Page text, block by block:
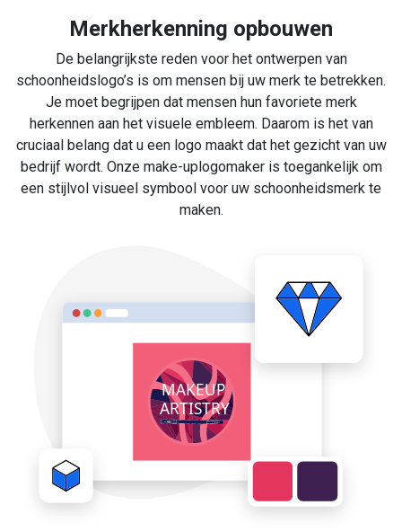
Merkherkenning opbouwen
De belangrijkste reden voor het ontwerpen van
schoonheidslogo’s is om mensen bij uw merk te betrekken.
Je moet begrijpen dat mensen hun favoriete merk
herkennen aan het visuele embleem. Daarom is het van
cruciaal belang dat u een logo maakt dat het gezicht van uw
bedrijf wordt. Onze make-uplogomaker is toegankelijk om
een stijlvol visueel symbool voor uw schoonheidsmerk te
maken.